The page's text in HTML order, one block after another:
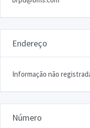
Endereço
Informação não
Número